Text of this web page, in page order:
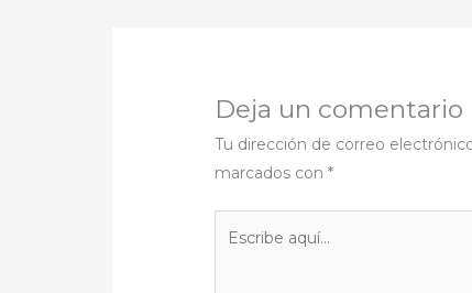
Deja un comentario
Tu dirección de correo
marcados con*